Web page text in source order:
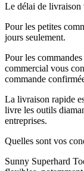
Le délai de livraison
Pour les petites
jours seulement.
Pour les
commercial vous
commande
La livraison rapide
livre les outils
entreprises.
Quelles sont vos
Sunny Superhard